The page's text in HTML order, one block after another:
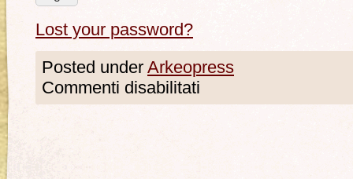
Lost your password?
Posted under Arkeopress
Commenti disabilitati